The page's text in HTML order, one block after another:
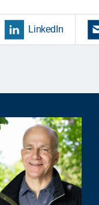
LinkedIn